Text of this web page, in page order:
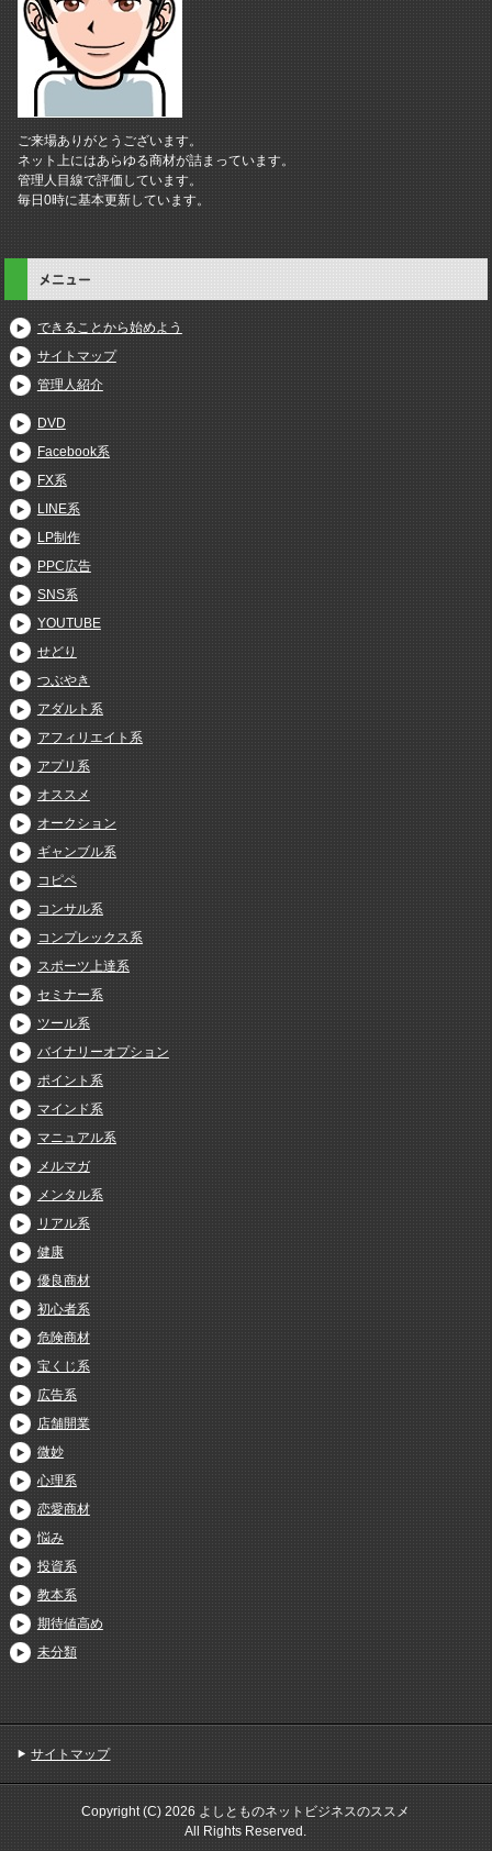
ご来場ありがとうございます。
ネット上にはあらゆる商材が詰まっています。
管理人目線で評価しています。
毎日0時に基本更新しています。
メニュー
できることから始めよう
サイトマップ
管理人紹介
DVD
Facebook系
FX系
LINE系
LP制作
PPC広告
SNS系
YOUTUBE
せどり
つぶやき
アダルト系
アフィリエイト系
アプリ系
オススメ
オークション
ギャンブル系
コピペ
コンサル系
コンプレックス系
スポーツ上達系
セミナー系
ツール系
バイナリーオプション
ポイント系
マインド系
マニュアル系
メルマガ
メンタル系
リアル系
健康
優良商材
初心者系
危険商材
宝くじ系
広告系
店舗開業
微妙
心理系
恋愛商材
悩み
投資系
教本系
期待値高め
未分類
サイトマップ
Copyright (C) 2026 よしとものネットビジネスのススメ
All Rights Reserved.